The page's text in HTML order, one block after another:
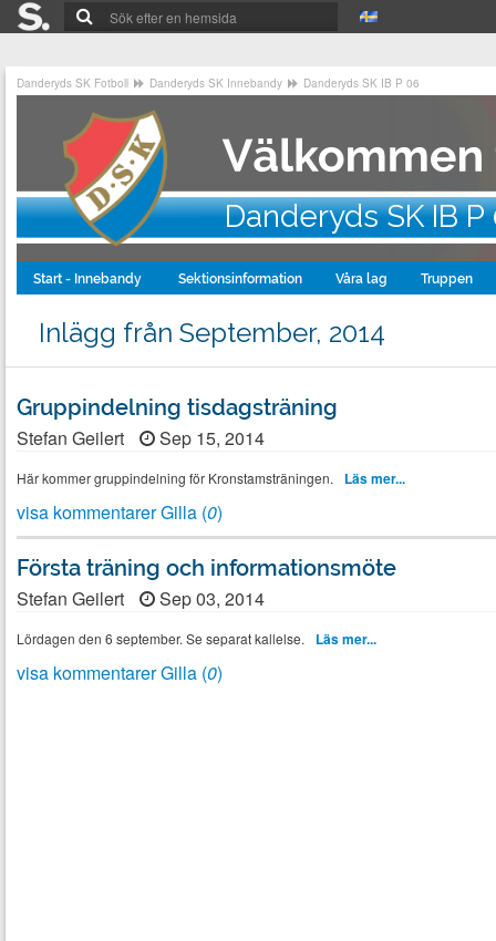
Danderyds SK Fotboll Danderyds SK Innebandy Danderyds SK IB P 06
Danderyds SK IB P
Start - Innebandy Sektionsinformation Våra lag Truppen
Inlägg från September, 2014
Gruppindelning tisdagsträning
Stefan Geilert Sep 15, 2014
Här kommer gruppindelning för Kronstamsträningen. Läs mer...
visa kommentarerGilla (0)
Första träning och informationsmöte
Stefan Geilert Sep 03, 2014
Lördagen den 6 september. Se separat kallelse. Läs mer...
visa kommentarerGilla (0)